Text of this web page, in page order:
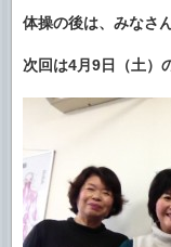
体操の後は、みなさ
次回は4月9日（土）